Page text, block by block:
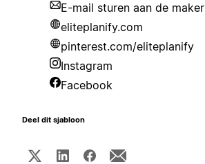
E-mail sturen aan de maker
eliteplanify.com
pinterest.com/eliteplanify
Instagram
Facebook
Deel dit sjabloon